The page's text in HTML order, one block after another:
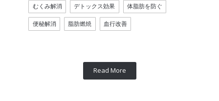
むくみ解消 デトックス効果 体脂肪を防ぐ
便秘解消 脂肪燃焼 血行改善
Read More